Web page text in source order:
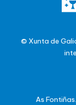
© Xunta de
As